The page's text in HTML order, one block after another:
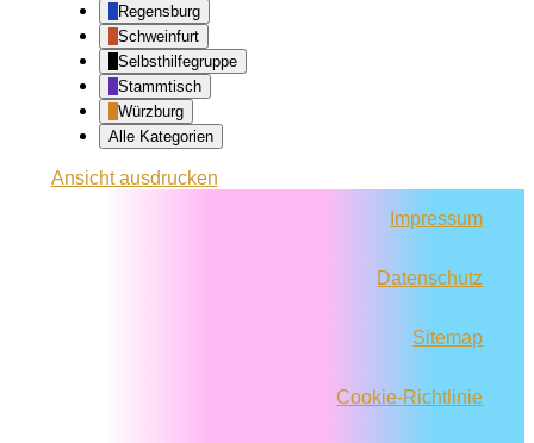
Regensburg
Schweinfurt
Selbsthilfegruppe
Stammtisch
Würzburg
Alle Kategorien
Ansichtausdrucken
Impressum
Datenschutz
Sitemap
Cookie-Richtlinie